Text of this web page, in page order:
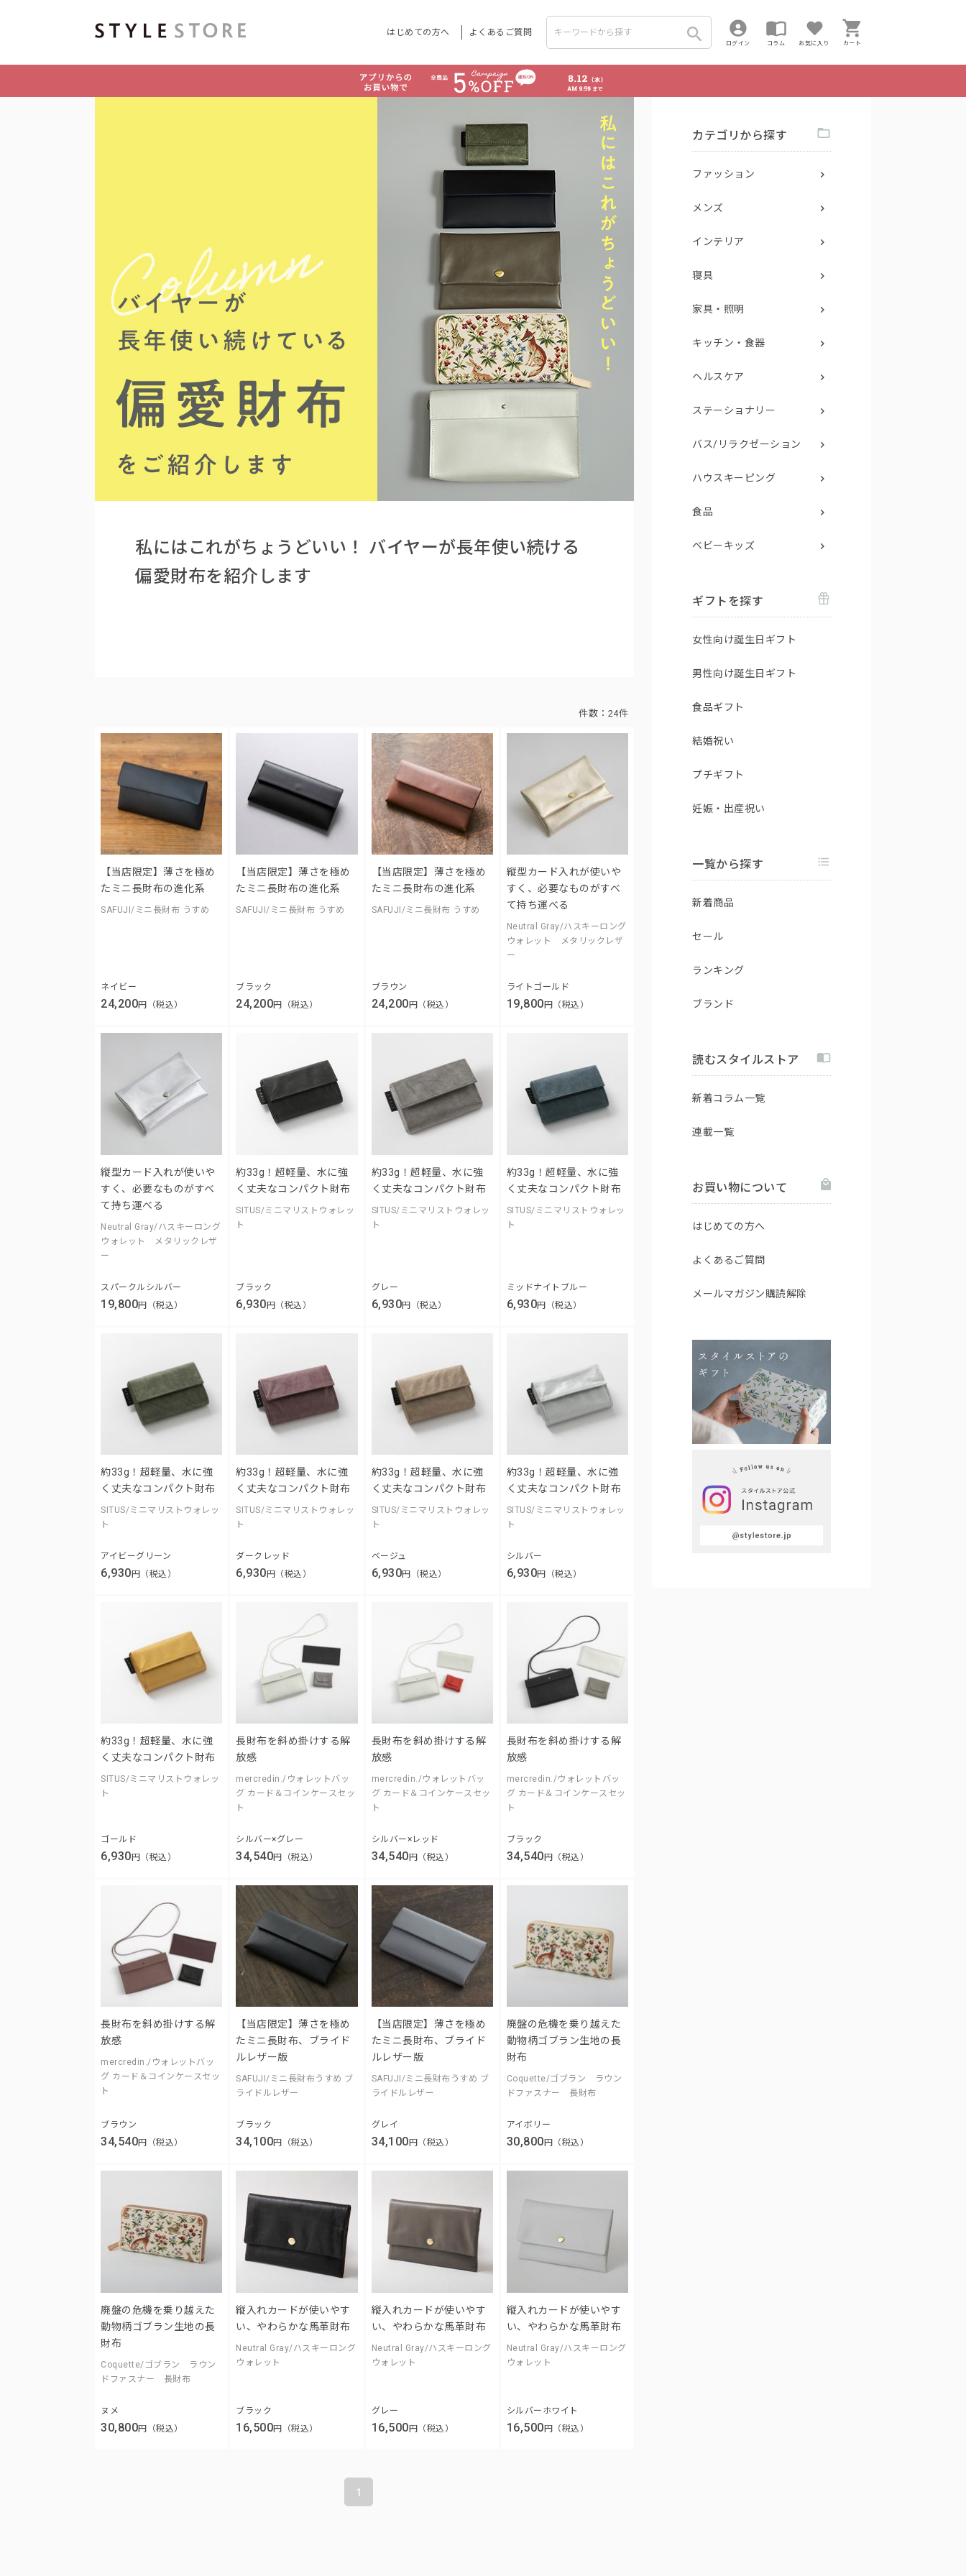
はじめての方へ よくあるご質問
ログイン コラム お気に入り カート
私にはこれがちょうどいい！ バイヤーが長年使い続ける
偏愛財布を紹介します
件数： 24件
【当店限定】薄さを極め
たミニ長財布の進化系
SAFUJI/ミニ長財布 うすめ
ネイビー
24,200円（税込）
【当店限定】薄さを極め
たミニ長財布の進化系
SAFUJI/ミニ長財布 うすめ
ブラック
24,200円（税込）
【当店限定】薄さを極め
たミニ長財布の進化系
SAFUJI/ミニ長財布 うすめ
ブラウン
24,200 円（税込）
縦型カード入れが使いや
すく、必要なものがすべ
て持ち運べる
Neutral Gray/ハスキーロング
ウォレット メタリックレザ
ー
ライトゴールド
19,800 円（税込）
縦型カード入れが使いや
すく、必要なものがすべ
て持ち運べる
Neutral Gray/ハスキーロング
ウォレット メタリックレザ
ー
スパークルシルバー
19,800円（税込）
約33g！超軽量、水に強
く丈夫なコンパクト財布
SITUS/ミニマリストウォレッ
ト
ブラック
6,930円（税込）
約33g！超軽量、水に強
く丈夫なコンパクト財布
SITUS/ミニマリストウォレッ
ト
グレー
6,930円（税込）
約33g！超軽量、水に強
く丈夫なコンパクト財布
SITUS/ミニマリストウォレッ
ト
ミッドナイトブルー
6,930円（税込）
約33g！超軽量、水に強
く丈夫なコンパクト財布
SITUS/ミニマリストウォレッ
ト
アイビーグリーン
6,930円（税込）
約33g！超軽量、水に強
く丈夫なコンパクト財布
SITUS/ミニマリストウォレッ
ト
ダークレッド
6,930円（税込）
約33g！超軽量、水に強
く丈夫なコンパクト財布
SITUS/ミニマリストウォレッ
ト
ベージュ
6,930円（税込）
約33g！超軽量、水に強
く丈夫なコンパクト財布
SITUS/ミニマリストウォレッ
ト
シルバー
6,930円（税込）
約33g！超軽量、水に強
く丈夫なコンパクト財布
SITUS/ミニマリストウォレッ
ト
ゴールド
6,930 円（税込）
長財布を斜め掛けする解
放感
mercredin./ウォレットバッ
グ カード＆コインケースセッ
ト
シルバー×グレー
34,540円（税込）
長財布を斜め掛けする解
放感
mercredin./ウォレットバッ
グ カード＆コインケースセッ
ト
シルバー×レッド
34,540 円（税込）
長財布を斜め掛けする解
放感
mercredin./ウォレットバッ
グ カード＆コインケースセッ
ト
ブラック
34,540 円（税込）
長財布を斜め掛けする解
放感
mercredin./ウォレットバッ
グ カード＆コインケースセッ
ト
ブラウン
34,540円（税込）
【当店限定】薄さを極め
たミニ長財布、ブライド
ルレザー版
SAFUJI/ミニ長財布うすめ ブ
ライドルレザー
ブラック
34,100円（税込）
【当店限定】薄さを極め
たミニ長財布、ブライド
ルレザー版
SAFUJI/ミニ長財布うすめ ブ
ライドルレザー
グレイ
34,100 円（税込）
廃盤の危機を乗り越えた
動物柄ゴブラン生地の長
財布
Coquette/ゴブラン ラウン
ドファスナー 長財布
アイボリー
30,800 円（税込）
廃盤の危機を乗り越えた
動物柄ゴブラン生地の長
財布
Coquette/ゴブラン ラウン
ドファスナー 長財布
ヌメ
30,800円（税込）
縦入れカードが使いやす
い、やわらかな馬革財布
Neutral Gray/ハスキーロング
ウォレット
ブラック
16,500円（税込）
縦入れカードが使いやす
い、やわらかな馬革財布
Neutral Gray/ハスキーロング
ウォレット
グレー
16,500円（税込）
縦入れカードが使いやす
い、やわらかな馬革財布
Neutral Gray/ハスキーロング
ウォレット
シルバーホワイト
16,500円（税込）
1
カテゴリから探す
ファッション
メンズ
インテリア
寝具
家具・照明
キッチン・食器
ヘルスケア
ステーショナリー
バス/リラクゼーション
ハウスキーピング
食品
ベビーキッズ
ギフトを探す
女性向け誕生日ギフト
男性向け誕生日ギフト
食品ギフト
結婚祝い
プチギフト
妊娠・出産祝い
一覧から探す
新着商品
セール
ランキング
ブランド
読むスタイルストア
新着コラム一覧
連載一覧
お買い物について
はじめての方へ
よくあるご質問
メールマガジン購読解除